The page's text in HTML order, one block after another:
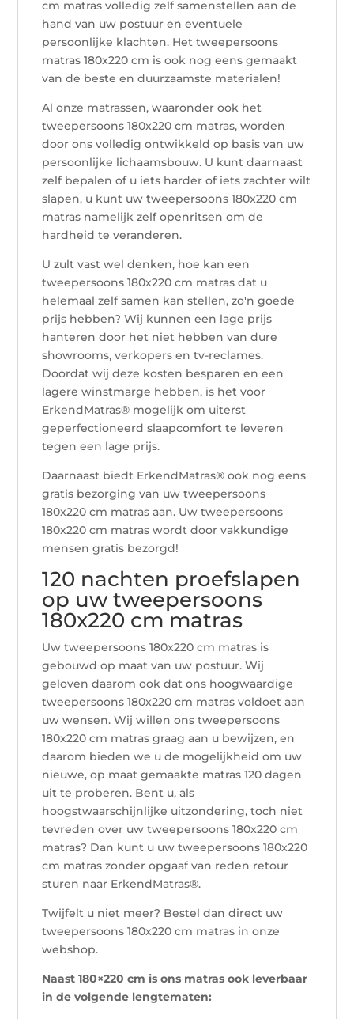
cm matras volledig zelf samenstellen aan de
hand van uw postuur en eventuele
persoonlijke klachten. Het tweepersoons
matras 180x220 cm is ook nog eens gemaakt
van de beste en duurzaamste materialen!
Al onze matrassen, waaronder ook het
tweepersoons 180x220 cm matras, worden
door ons volledig ontwikkeld op basis van uw
persoonlijke lichaamsbouw. U kunt daarnaast
zelf bepalen of u iets harder of iets zachter wilt
slapen, u kunt uw tweepersoons 180x220 cm
matras namelijk zelf openritsen om de
hardheid te veranderen.
U zult vast wel denken, hoe kan een
tweepersoons 180x220 cm matras dat u
helemaal zelf samen kan stellen, zo'n goede
prijs hebben? Wij kunnen een lage prijs
hanteren door het niet hebben van dure
showrooms, verkopers en tv-reclames.
Doordat wij deze kosten besparen en een
lagere winstmarge hebben, is het voor
ErkendMatras® mogelijk om uiterst
geperfectioneerd slaapcomfort te leveren
tegen een lage prijs.
Daarnaast biedt ErkendMatras® ook nog eens
gratis bezorging van uw tweepersoons
180x220 cm matras aan. Uw tweepersoons
180x220 cm matras wordt door vakkundige
mensen gratis bezorgd!
120 nachten proefslapen
op uw tweepersoons
180x220 cm matras
Uw tweepersoons 180x220 cm matras is
gebouwd op maat van uw postuur. Wij
geloven daarom ook dat ons hoogwaardige
tweepersoons 180x220 cm matras voldoet aan
uw wensen. Wij willen ons tweepersoons
180x220 cm matras graag aan u bewijzen, en
daarom bieden we u de mogelijkheid om uw
nieuwe, op maat gemaakte matras 120 dagen
uit te proberen. Bent u, als
hoogstwaarschijnlijke uitzondering, toch niet
tevreden over uw tweepersoons 180x220 cm
matras? Dan kunt u uw tweepersoons 180x220
cm matras zonder opgaaf van reden retour
sturen naar ErkendMatras®.
Twijfelt u niet meer? Bestel dan direct uw
tweepersoons 180x220 cm matras in onze
webshop.
Naast 180×220 cm is ons matras ook leverbaar
in de volgende lengtematen: